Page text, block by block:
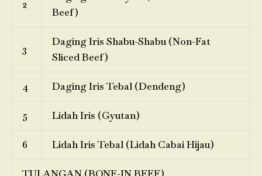
2
Beef)
3
Daging Iris Shabu-Shabu (Non-Fat
Sliced Beef)
4 Daging Iris Tebal (Dendeng)
5 Lidah Iris (Gyutan)
6 Lidah Iris Tebal (Lidah Cabai Hijau)